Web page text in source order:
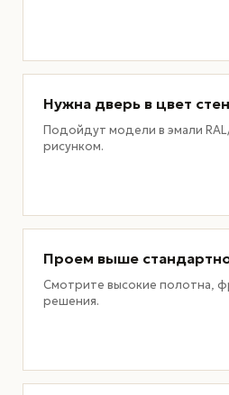
Нужна дверь в цвет стен
Подойдут модели в эмали
рисунком.
Проем выше
Смотрите высокие полотна,
решения.